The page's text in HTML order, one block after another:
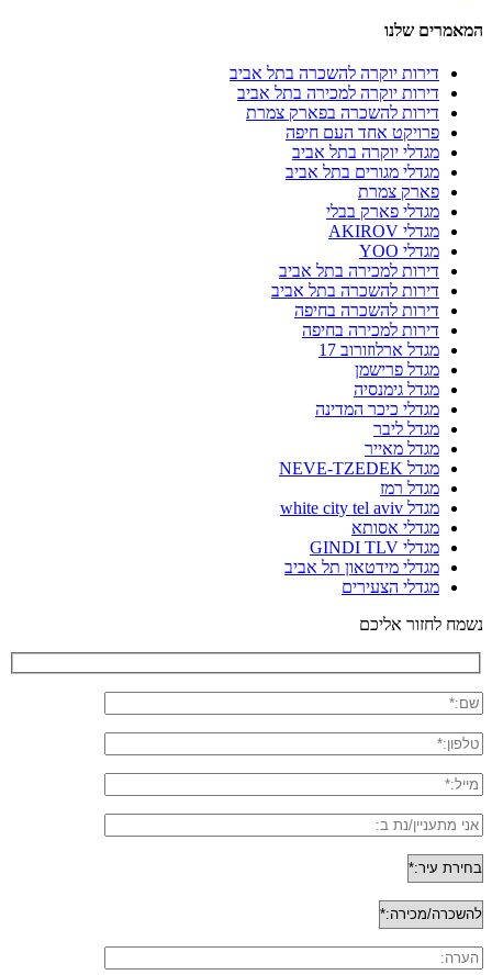
המאמרים שלנו
דירות יוקרה להשכרה בתל אביב
דירות יוקרה למכירה בתל אביב
דירות להשכרה בפארק צמרת
פרויקט אחד העם חיפה
מגדלי יוקרה בתל אביב
מגדלי מגורים בתל אביב
פארק צמרת
מגדלי פארק בבלי
מגדלי AKIROV
מגדלי YOO
דירות למכירה בתל אביב
דירות להשכרה בתל אביב
דירות להשכרה בחיפה
דירות למכירה בחיפה
מגדל ארלוזורוב 17
מגדל פרישמן
מגדל גימנסיה
מגדלי כיכר המדינה
מגדל ליבר
מגדל מאייר
מגדל NEVE-TZEDEK
מגדל רמז
מגדל white city tel aviv
מגדלי אסותא
מגדלי GINDI TLV
מגדלי מידטאון תל אביב
מגדלי הצעירים
נשמח לחזור אליכם